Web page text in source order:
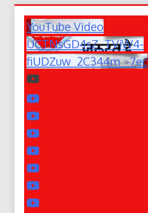
YouTube Video
UCTNsGD4sZ_TVjW4-
fiUDZuw_2C344m_-7ec